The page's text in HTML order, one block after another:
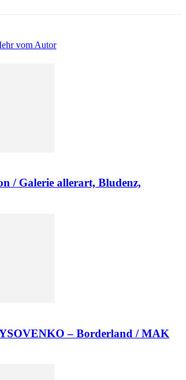
vom Autor
/ Galerie allerart, Bludenz,
– Borderland / MAK